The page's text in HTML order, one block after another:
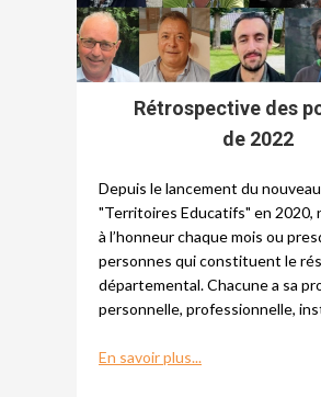
Rétrospective des
de 2022
Depuis le lancement du
"Territoires Educatifs" en 2020,
à l’honneur chaque mois ou
personnes qui constituent le
départemental. Chacune a sa
personnelle, professionnelle,
En savoir plus...